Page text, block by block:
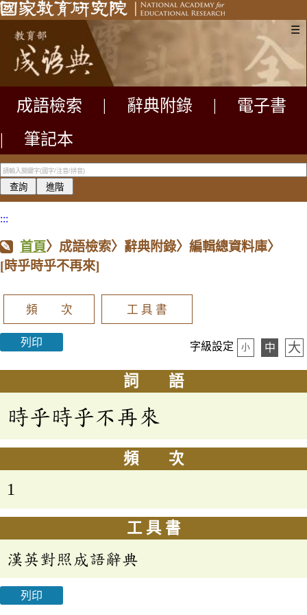
☰
成語檢索 辭典附錄
電子書
|
筆記本
:::
首頁〉成語檢索〉辭典附錄〉編輯總資料庫〉
[時乎時乎不再來]
頻 次 工 具 書
列印 字級設定 小 中 大
詞 語
時乎時乎不再來
頻 次
1
工 具 書
漢英對照成語辭典
列印